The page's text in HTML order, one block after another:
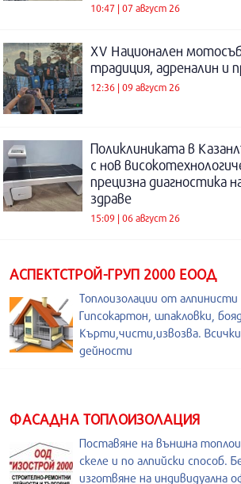
10:47 | 07 август 26
XV Национален
традиция, адреналин и
12:36 | 09 август 26
Поликлиниката в
с нов
прецизна диагностика
здраве
15:09 | 06 август 26
АСПЕКТСТРОЙ-ГРУП 2000 ЕООД
Топлоизолации от алпинисти
Гипсокартон, шпакловки,
Кърти,чисти,извозва.
дейности
ФАСАДНА ТОПЛОИЗОЛАЦИЯ
Поставяне на външна
скеле и по алпийски способ.
изготвяне на индивидуална